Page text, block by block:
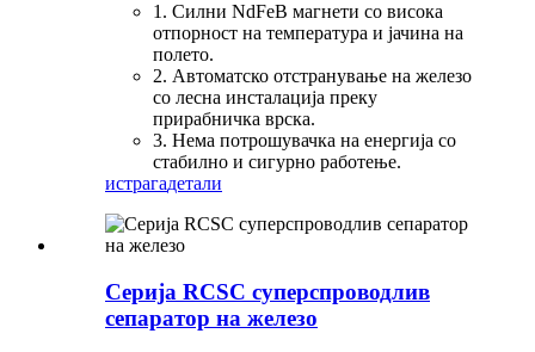
1. Силни NdFeB магнети со висока
отпорност на температура и јачина на
полето.
2. Автоматско отстранување на железо
со лесна инсталација преку
прирабничка врска.
3. Нема потрошувачка на енергија со
стабилно и сигурно работење.
истрагадетали
Серија RCSC суперспроводлив
сепаратор на железо